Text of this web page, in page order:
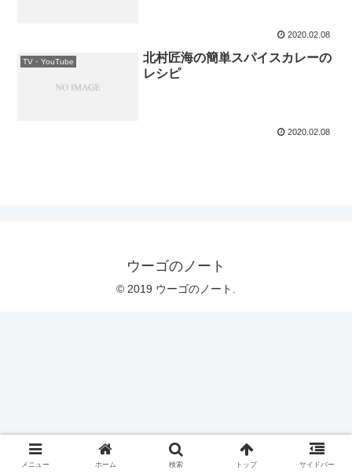
2020.02.08
TV・YouTube
北村匠海の簡単スパイスカレーの
レシピ
2020.02.08
ウーゴのノート
© 2019 ウーゴのノート.
メニュー ホーム 検索 トップ サイドバー